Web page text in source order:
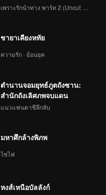
ชายาเคียงหทัย
ความรัก · ย้อนยุค
ตำนานจอมยุทธ์ภูตถังซาน:
สำนักถังเลิศภพจบแดน
แนวแฟนตาซีลึกลับ
มหาศึกล้างพิภพ
ไซไฟ
หงส์เหนือบัลลังก์